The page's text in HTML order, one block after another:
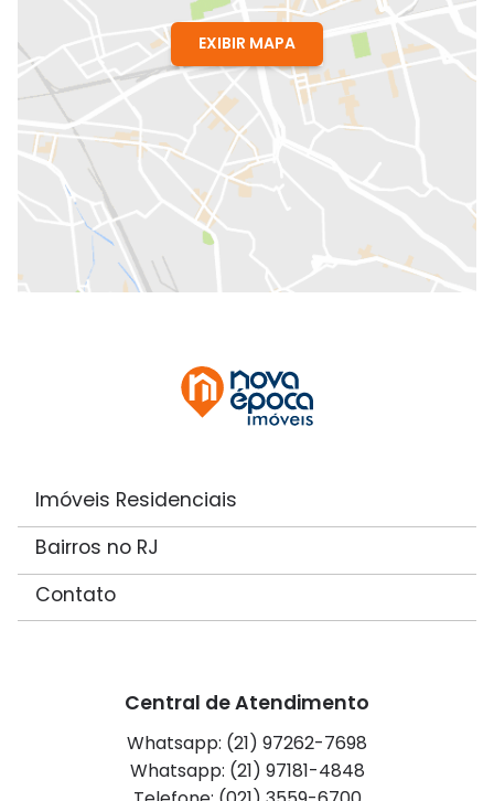
EXIBIR MAPA
Imóveis Residenciais
Bairros no RJ
Contato
Central de Atendimento
Whatsapp: (21) 97262-7698
Whatsapp: (21) 97181-4848